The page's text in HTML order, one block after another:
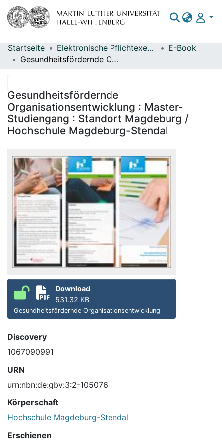
Bereiche & Sammlungen
Statistiken
Startseite Elektronische Pflichtexemplare
E-Book
Gesundheitsfördernde Organisationsentwicklung : Master-Studiengang : Standort Magdeburg / Hochschule Magdeburg-Stendal
Gesundheitsfördernde
Organisationsentwicklung : Master-
Studiengang : Standort Magdeburg /
Hochschule Magdeburg-Stendal
Download
531.32 KB
Gesundheitsfördernde Organisationsentwicklung
Discovery
1067090991
URN
urn:nbn:de:gbv:3:2-105076
Körperschaft
Hochschule Magdeburg-Stendal
Erschienen